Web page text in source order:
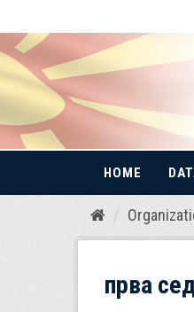
Skip
HOME
прва